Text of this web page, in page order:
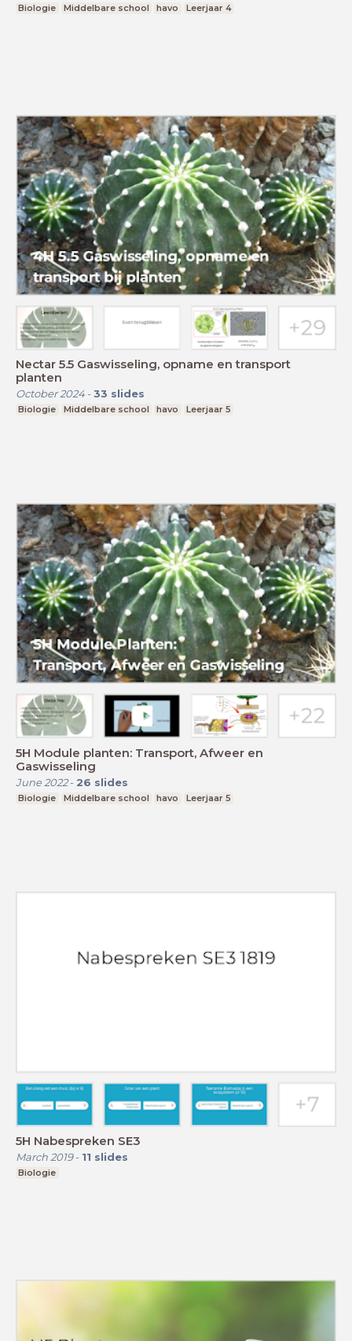
Biologie Middelbare school havo Leerjaar 4
Nectar 5.5 Gaswisseling, opname en transport
planten
October 2024- 33 slides
Biologie Middelbare school havo Leerjaar 5
5H Module planten: Transport, Afweer en
Gaswisseling
June 2022- 26 slides
Biologie Middelbare school havo Leerjaar 5
5H Nabespreken SE3
March 2019- 11 slides
Biologie